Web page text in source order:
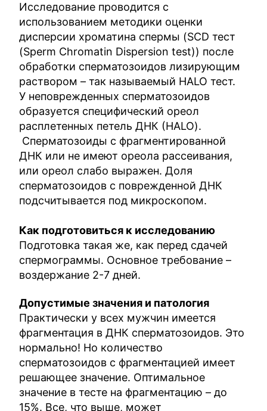
Исследование проводится с
использованием методики оценки
дисперсии хроматина спермы (SCD тест
(Sperm Chromatin Dispersion test)) после
обработки сперматозоидов лизирующим
раствором – так называемый HALO тест.
У неповрежденных сперматозоидов
образуется специфический ореол
расплетенных петель ДНК (HALO).
Сперматозоиды с фрагментированной
ДНК или не имеют ореола рассеивания,
или ореол слабо выражен. Доля
сперматозоидов с поврежденной ДНК
подсчитывается под микроскопом.
Как подготовиться к исследованию
Подготовка такая же, как перед сдачей
спермограммы. Основное требование –
воздержание 2-7 дней.
Допустимые значения и патология
Практически у всех мужчин имеется
фрагментация в ДНК сперматозоидов. Это
нормально! Но количество
сперматозоидов с фрагментацией имеет
решающее значение. Оптимальное
значение в тесте на фрагментацию – до
15%. Все, что выше, может